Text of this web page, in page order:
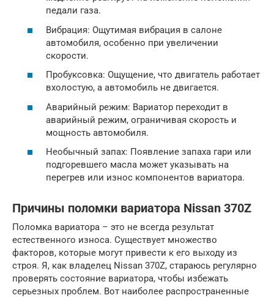
педали газа.
Вибрация: Ощутимая вибрация в салоне
автомобиля, особенно при увеличении
скорости.
Пробуксовка: Ощущение, что двигатель работает
вхолостую, а автомобиль не двигается.
Аварийный режим: Вариатор переходит в
аварийный режим, ограничивая скорость и
мощность автомобиля.
Необычный запах: Появление запаха гари или
подгоревшего масла может указывать на
перегрев или износ компонентов вариатора.
Причины поломки вариатора Nissan 370Z
Поломка вариатора – это не всегда результат
естественного износа. Существует множество
факторов, которые могут привести к его выходу из
строя. Я, как владелец Nissan 370Z, стараюсь регулярно
проверять состояние вариатора, чтобы избежать
серьезных проблем. Вот наиболее распространенные